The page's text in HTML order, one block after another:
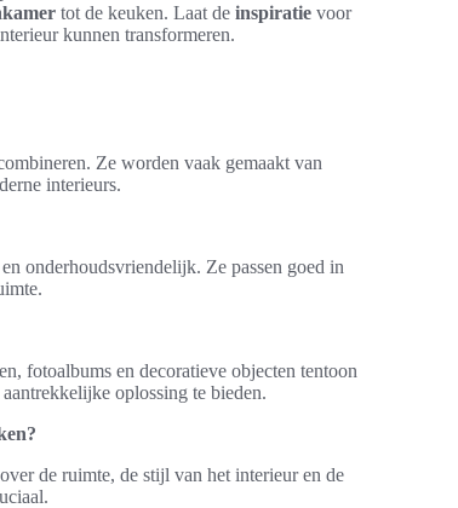
tot de keuken. Laat de inspiratie voor
kunnen transformeren.
Ze worden vaak gemaakt van
interieurs.
onderhoudsvriendelijk. Ze passen goed in
fotoalbums en decoratieve objecten tentoon
oplossing te bieden.
de ruimte, de stijl van het interieur en de